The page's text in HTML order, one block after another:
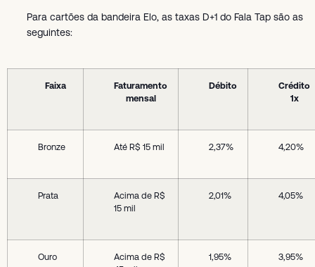
Para cartões da bandeira Elo, as taxas D+1 do Fala Tap são as
seguintes:
Faixa
Faturamento
mensal
Débito
Crédito
1x
Bronze Até R$ 15 mil 2,37% 4,20%
Prata
Acima de R$
15 mil
2,01% 4,05%
Ouro
Acima de R$
1,95% 3,95%